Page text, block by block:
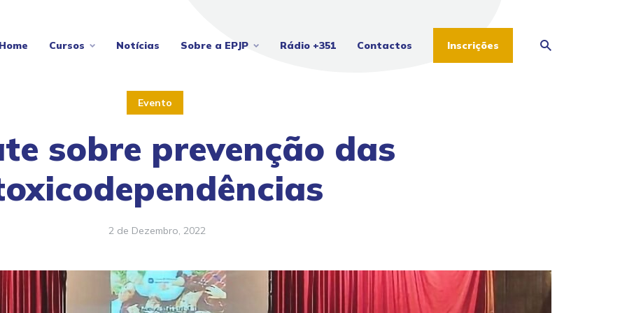
Cursos Notícias Sobre a EPJP Rádio +351 Contactos Inscrições
Evento
sobre prevenção das
2 de Dezembro, 2022